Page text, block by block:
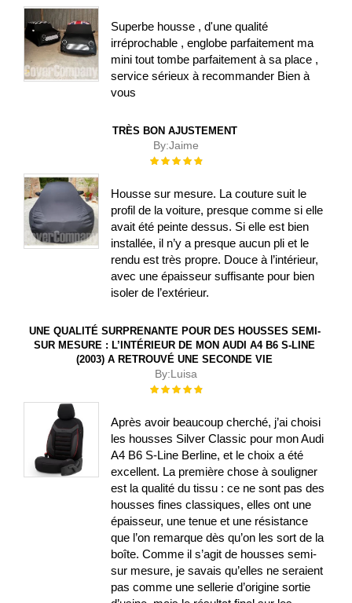
Superbe housse , d'une qualité
irréprochable , englobe parfaitement ma
mini tout tombe parfaitement à sa place ,
service sérieux à recommander Bien à
vous
TRÈS BON AJUSTEMENT
By:Jaime
Évaluation :
Housse sur mesure. La couture suit le
profil de la voiture, presque comme si elle
avait été peinte dessus. Si elle est bien
installée, il n’y a presque aucun pli et le
rendu est très propre. Douce à l’intérieur,
avec une épaisseur suffisante pour bien
isoler de l’extérieur.
UNE QUALITÉ SURPRENANTE POUR DES HOUSSES SEMI-
SUR MESURE : L’INTÉRIEUR DE MON AUDI A4 B6 S-LINE
(2003) A RETROUVÉ UNE SECONDE VIE
By:Luisa
Évaluation :
Après avoir beaucoup cherché, j’ai choisi
les housses Silver Classic pour mon Audi
A4 B6 S-Line Berline, et le choix a été
excellent. La première chose à souligner
est la qualité du tissu : ce ne sont pas des
housses fines classiques, elles ont une
épaisseur, une tenue et une résistance
que l’on remarque dès qu’on les sort de la
boîte. Comme il s’agit de housses semi-
sur mesure, je savais qu’elles ne seraient
pas comme une sellerie d’origine sortie